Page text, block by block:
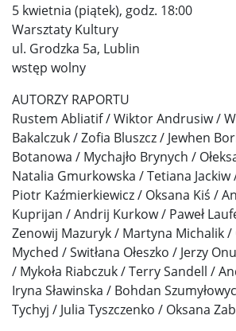
5 kwietnia (piątek), godz. 18:00
Warsztaty Kultury
ul. Grodzka 5a, Lublin
wstęp wolny
AUTORZY RAPORTU
Rustem Abliatif / Wiktor Andrusiw /
Bakalczuk / Zofia Bluszcz / Jewhen
Botanowa / Mychajło Brynych /
Natalia Gmurkowska / Tetiana Jackiw
Piotr Kaźmierkiewicz / Oksana Kiś /
Kuprijan / Andrij Kurkow / Paweł
Zenowij Mazuryk / Martyna Michalik /
Myched / Switłana Ołeszko / Jerzy
/ Mykoła Riabczuk / Terry Sandell /
Iryna Sławinska / Bohdan
Tychyj / Julia Tyszczenko / Oksana